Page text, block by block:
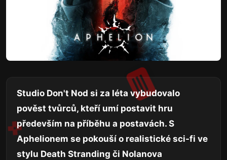
Studio Don't Nod si za léta vybudovalo
pověst tvůrců, kteří umí postavit hru
především na příběhu a postavách. S
Aphelionem se pokouší o realistické sci-fi ve
stylu Death Stranding či Nolanova